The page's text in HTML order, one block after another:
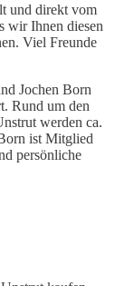
und direkt vom
wir Ihnen diesen
Viel Freunde
Jochen Born
Rund um den
werden ca.
ist Mitglied
persönliche